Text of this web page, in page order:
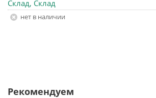
Склад, Склад
Нет в наличии
Рекомендуем